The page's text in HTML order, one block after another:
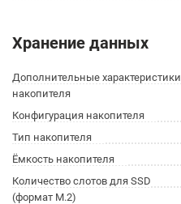
Хранение данных
Дополнительные характеристики
накопителя
Конфигурация накопителя
Тип накопителя
Ёмкость накопителя
Количество слотов для SSD
(формат M.2)